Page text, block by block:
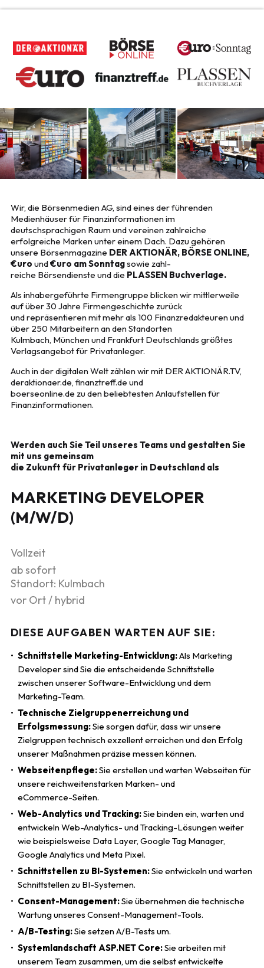
Wir, die Börsenmedien AG, sind eines der führenden
Medienhäuser für Finanzinformationen im
deutschsprachigen Raum und vereinen zahlreiche
erfolgreiche Marken unter einem Dach. Dazu gehören
unsere Börsenmagazine DER AKTIONÄR, BÖRSE ONLINE,
€uro und€uro am Sonntagsowie zahl-
reiche Börsendienste und die PLASSEN Buchverlage.
Als inhabergeführte Firmengruppe blicken wir mittlerweile
auf über 30 Jahre Firmengeschichte zurück
und repräsentieren mit mehr als 100 Finanzredakteuren und
über 250 Mitarbeitern an den Standorten
Kulmbach, München und Frankfurt Deutschlands größtes
Verlagsangebot für Privatanleger.
Auch in der digitalen Welt zählen wir mit DER AKTIONÄR.TV,
deraktionaer.de, finanztreff.de und
boerseonline.de zu den beliebtesten Anlaufstellen für
Finanzinformationen.
Werden auch Sie Teil unseres Teams und gestalten Sie
mit uns gemeinsam
die Zukunft für Privatanleger in Deutschland als
MARKETING DEVELOPER
(M/W/D)
Vollzeit
ab sofort
Standort: Kulmbach
vor Ort / hybrid
DIESE AUFGABEN WARTEN AUF SIE:
Schnittstelle Marketing-Entwicklung:Als Marketing
Developer sind Sie die entscheidende Schnittstelle
zwischen unserer Software-Entwicklung und dem
Marketing-Team.
Technische Zielgruppenerreichung und
Erfolgsmessung:Sie sorgen dafür, dass wir unsere
Zielgruppen technisch exzellent erreichen und den Erfolg
unserer Maßnahmen präzise messen können.
Webseitenpflege:Sie erstellen und warten Webseiten für
unsere reichweitenstarken Marken- und
eCommerce-Seiten.
Web-Analytics und Tracking:Sie binden ein, warten und
entwickeln Web-Analytics- und Tracking-Lösungen weiter
wie beispielsweise Data Layer, Google Tag Manager,
Google Analytics und Meta Pixel.
Schnittstellen zu BI-Systemen:Sie entwickeln und warten
Schnittstellen zu BI-Systemen.
Consent-Management:Sie übernehmen die technische
Wartung unseres Consent-Management-Tools.
A/B-Testing:Sie setzen A/B-Tests um.
Systemlandschaft ASP.NET Core:Sie arbeiten mit
unserem Team zusammen, um die selbst entwickelte